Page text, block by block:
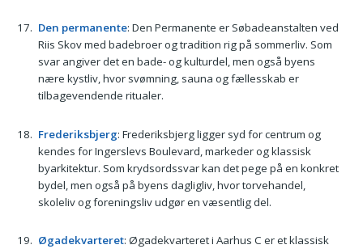
Den permanente: Den Permanente er Søbadeanstalten ved
Riis Skov med badebroer og tradition rig på sommerliv. Som
svar angiver det en bade- og kulturdel, men også byens
nære kystliv, hvor svømning, sauna og fællesskab er
tilbagevendende ritualer.
Frederiksbjerg: Frederiksbjerg ligger syd for centrum og
kendes for Ingerslevs Boulevard, markeder og klassisk
byarkitektur. Som krydsordssvar kan det pege på en konkret
bydel, men også på byens dagligliv, hvor torvehandel,
skoleliv og foreningsliv udgør en væsentlig del.
Øgadekvarteret: Øgadekvarteret i Aarhus C er et klassisk